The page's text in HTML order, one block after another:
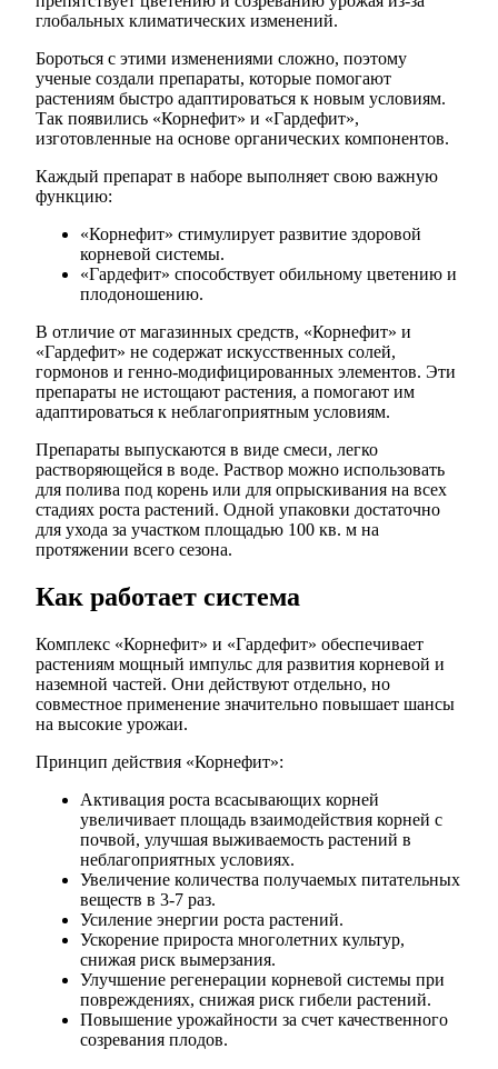
глобальных климатических изменений.
Бороться с этими изменениями сложно, поэтому
ученые создали препараты, которые помогают
растениям быстро адаптироваться к новым условиям.
Так появились «Корнефит» и «Гардефит»,
изготовленные на основе органических компонентов.
Каждый препарат в наборе выполняет свою важную
функцию:
«Корнефит» стимулирует развитие здоровой
корневой системы.
«Гардефит» способствует обильному цветению и
плодоношению.
В отличие от магазинных средств, «Корнефит» и
«Гардефит» не содержат искусственных солей,
гормонов и генно-модифицированных элементов. Эти
препараты не истощают растения, а помогают им
адаптироваться к неблагоприятным условиям.
Препараты выпускаются в виде смеси, легко
растворяющейся в воде. Раствор можно использовать
для полива под корень или для опрыскивания на всех
стадиях роста растений. Одной упаковки достаточно
для ухода за участком площадью 100 кв. м на
протяжении всего сезона.
Как работает система
Комплекс «Корнефит» и «Гардефит» обеспечивает
растениям мощный импульс для развития корневой и
наземной частей. Они действуют отдельно, но
совместное применение значительно повышает шансы
на высокие урожаи.
Принцип действия «Корнефит»:
Активация роста всасывающих корней
увеличивает площадь взаимодействия корней с
почвой, улучшая выживаемость растений в
неблагоприятных условиях.
Увеличение количества получаемых питательных
веществ в 3-7 раз.
Усиление энергии роста растений.
Ускорение прироста многолетних культур,
снижая риск вымерзания.
Улучшение регенерации корневой системы при
повреждениях, снижая риск гибели растений.
Повышение урожайности за счет качественного
созревания плодов.